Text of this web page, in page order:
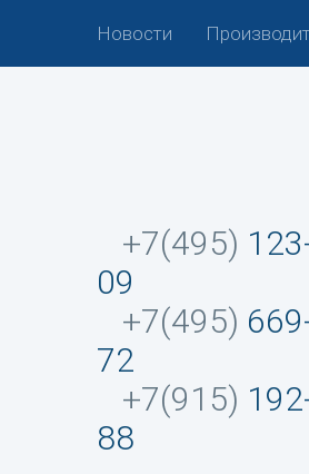
Новости
+7(495)
09
+7(495)
72
+7(915)
88